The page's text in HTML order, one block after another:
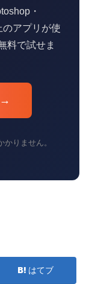
・
のアプリが使
料で試せま
→
りません。
はてブ